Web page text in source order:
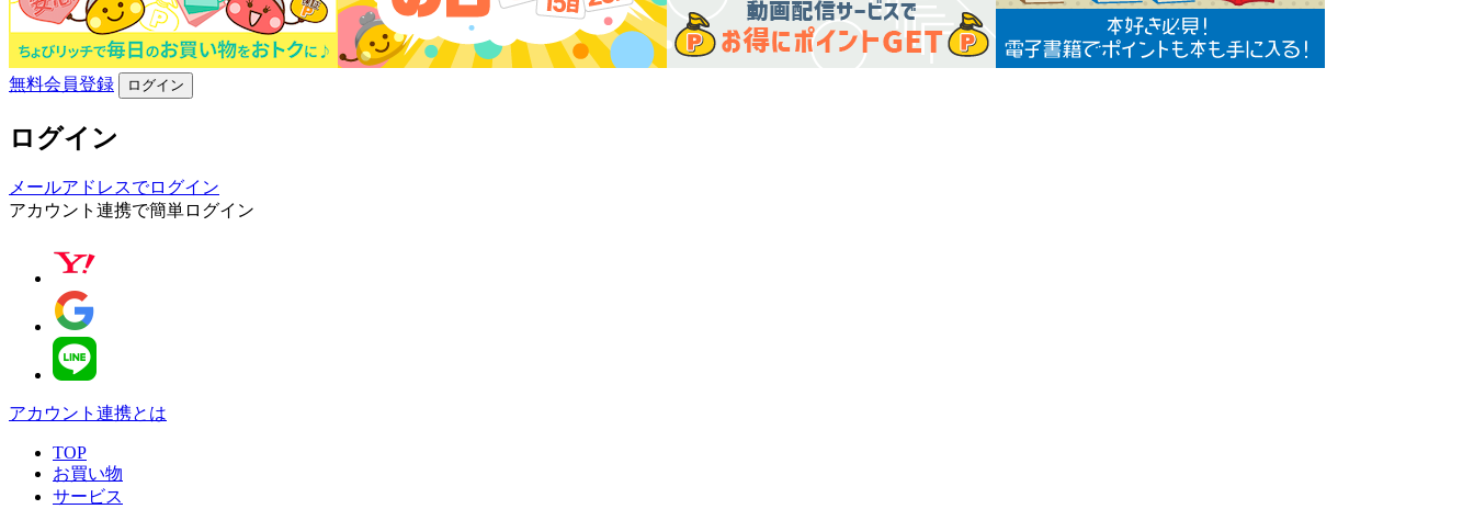
無料会員登録 ログイン
ログイン
メールアドレスでログイン
アカウント連携で簡単ログイン
アカウント連携とは
TOP
お買い物
サービス